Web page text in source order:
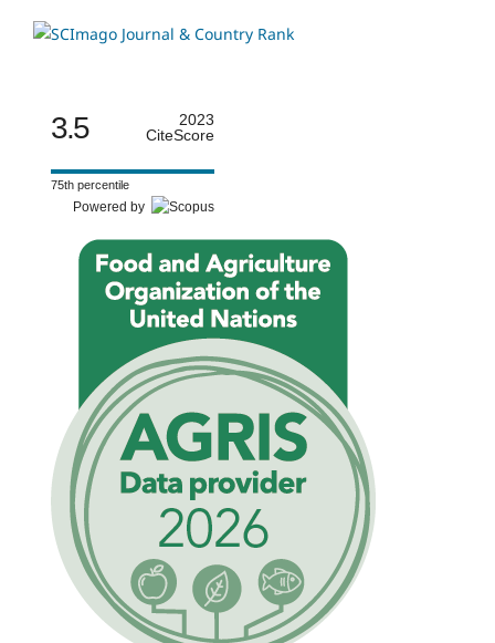
3.5
2023
CiteScore
75th percentile
Powered by